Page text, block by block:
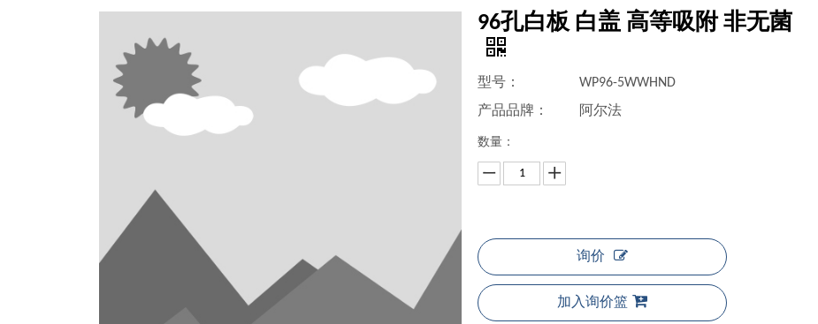
96孔白板 白盖 高等吸附 非无菌
型号：
WP96-5WWHND
产品品牌：
阿尔法
数量：
询价
加入询价篮